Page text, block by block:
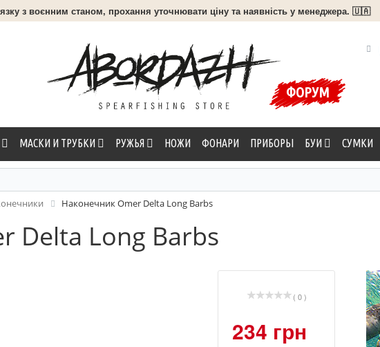
з воєнним станом, прохання уточнювати ціну та наявність у менеджера. 🇺🇦
ФОРУМ
МАСКИ И ТРУБКИ РУЖЬЯ НОЖИ ФОНАРИ ПРИБОРЫ БУИ СУМКИ
Наконечник Omer Delta Long Barbs
Delta Long Barbs
( 0 )
234 грн